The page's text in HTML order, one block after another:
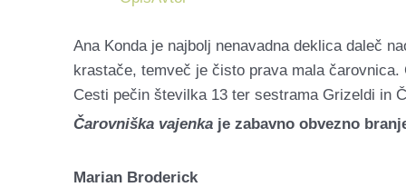
Ana Konda je najbolj nenavadna deklica daleč
krastače, temveč je čisto prava mala
Cesti pečin številka 13 ter sestrama Grizeldi in
Čarovniška vajenkaje zabavno obvezno
Marian Broderick